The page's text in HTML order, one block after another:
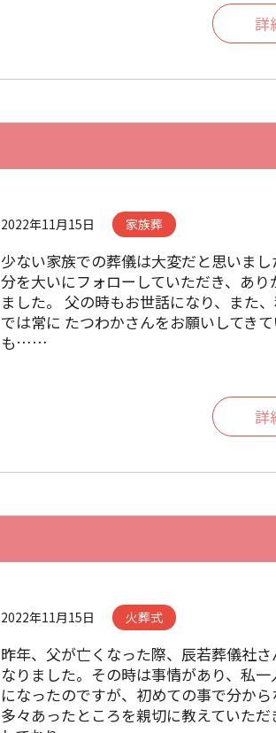
詳
2022年11月15日 家族葬
少ない家族での葬儀は大変だと思いま
分を大いにフォローしていただき、あり
ました。 父の時もお世話になり、また
では常に たつわかさんをお願いしてき
も……
詳
2022年11月15日 火葬式
昨年、父が亡くなった際、辰若葬儀社
なりました。その時は事情があり、私一
になったのですが、初めての事で分か
多々あったところを親切に教えていた